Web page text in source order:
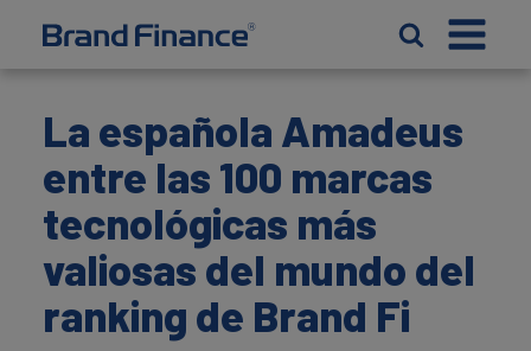
La española Amadeus
entre las 100 marcas
tecnológicas más
valiosas del mundo del
ranking de Brand Fi